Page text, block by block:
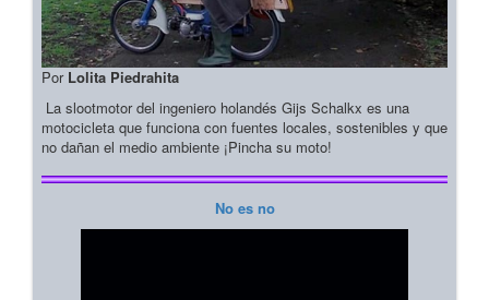
Por Lolita Piedrahita
La slootmotor del ingeniero holandés Gijs Schalkx es una
motocicleta que funciona con fuentes locales, sostenibles y que
no dañan el medio ambiente ¡Pincha su moto!
No es no